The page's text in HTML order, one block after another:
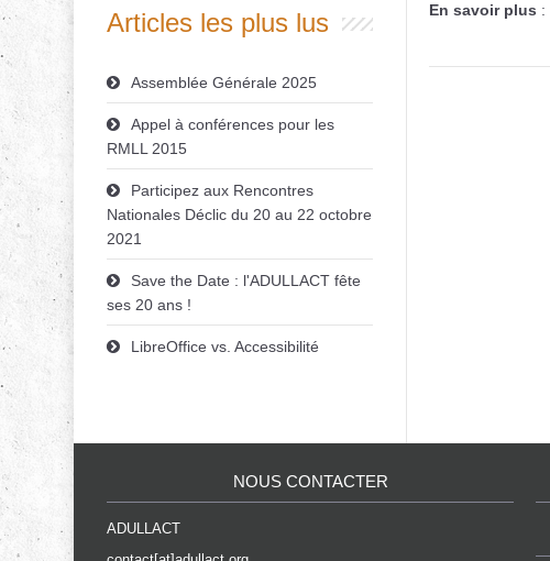
Articles les plus lus
Assemblée Générale 2025
Appel à conférences pour les
RMLL 2015
Participez aux Rencontres
Nationales Déclic du 20 au 22 octobre
2021
Save the Date : l'ADULLACT fête
ses 20 ans !
LibreOffice vs. Accessibilité
En savoir plus :
NOUS CONTACTER
ADULLACT